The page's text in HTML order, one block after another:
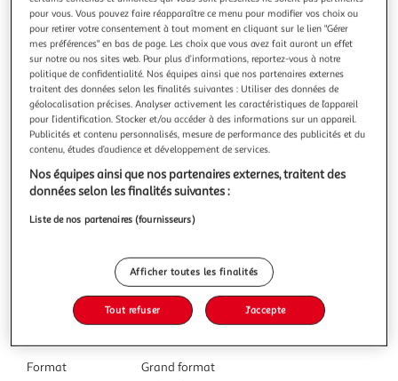
ANNE TOME 5 : ANNE ET SA MAISON DE REVE,
Montgomery Lucy Maud
Jeunes mariés, Anne et le désormais docteur Gilbert Blythe
découvrent leur premier foyer : une adorable maison nichée
entre la baie de Four Winds, un fabuleux rivage de rochers
ocres et un bois de sapins plein de murmures. Toujours
curieuse et passionnée, Anne va trouver entre les crêtes
argenté
En savoir +
Vous voulez connaître le prix de ce produit ?
Caractéristiques
Format
Grand format
pour vous. Vous pouvez faire réapparaître ce menu pour modifier vos choix ou
pour retirer votre consentement à tout moment en cliquant sur le lien "Gérer
mes préférences" en bas de page. Les choix que vous avez fait auront un effet
sur notre ou nos sites web. Pour plus d’informations, reportez-vous à notre
politique de confidentialité. Nos équipes ainsi que nos partenaires externes
traitent des données selon les finalités suivantes : Utiliser des données de
géolocalisation précises. Analyser activement les caractéristiques de l’appareil
pour l’identification. Stocker et/ou accéder à des informations sur un appareil.
Publicités et contenu personnalisés, mesure de performance des publicités et du
contenu, études d’audience et développement de services.
Nos équipes ainsi que nos partenaires externes, traitent des
données selon les finalités suivantes :
Liste de nos partenaires (fournisseurs)
Afficher toutes les finalités
Tout refuser J'accepte